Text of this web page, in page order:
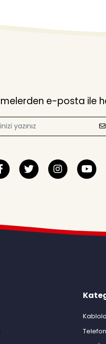
e-posta ile